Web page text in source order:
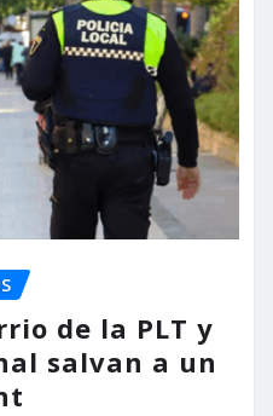
de la PLT y
salvan a un